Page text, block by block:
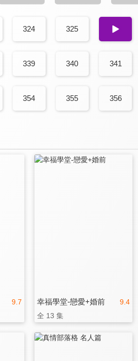
324 325 326
339 340 341
354 355 356
9.7 9.4
幸福學堂-戀愛+婚前
全 13 集